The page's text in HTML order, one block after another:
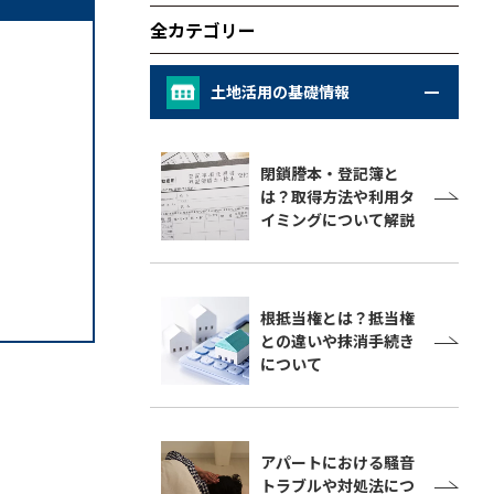
全カテゴリー
土地活用の基礎情報
閉鎖謄本・登記簿と
は？取得方法や利用タ
イミングについて解説
根抵当権とは？抵当権
との違いや抹消手続き
について
アパートにおける騒音
トラブルや対処法につ